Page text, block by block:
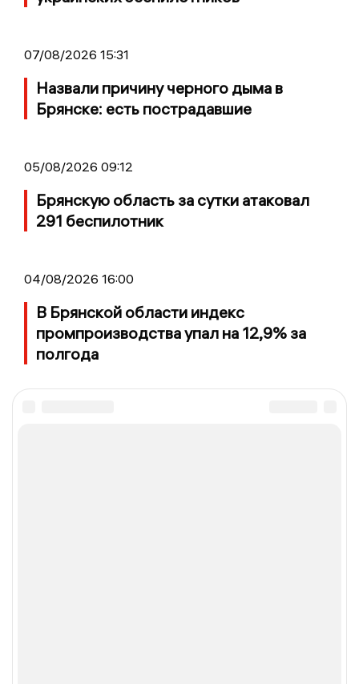
07/08/2026 15:31
Назвали причину черного дыма в
Брянске: есть пострадавшие
05/08/2026 09:12
Брянскую область за сутки атаковал
291 беспилотник
04/08/2026 16:00
В Брянской области индекс
промпроизводства упал на 12,9% за
полгода